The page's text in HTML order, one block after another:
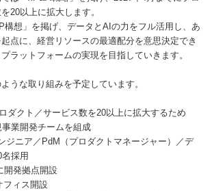
20以上に拡大します。
構想」を掲げ、データとAIの力をフル活用し、あ
点に、経営リソースの最適配分を意思決定でき
ラットフォームの実現を目指していきます。
うな取り組みを予定しています。
ダクト／サービス数を20以上に拡大するため
業開発チームを組成
ジニア／PdM（プロダクトマネージャー）／デ
採用
開発拠点開設
フィス開設